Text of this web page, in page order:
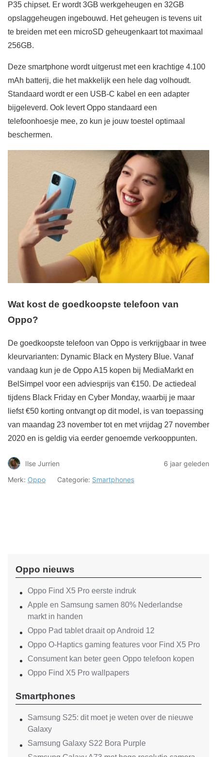
P35 chipset. Er wordt 3GB werkgeheugen en 32GB
opslaggeheugen ingebouwd. Het geheugen is tevens uit
te breiden met een microSD geheugenkaart tot maximaal
256GB.
Deze smartphone wordt uitgerust met een krachtige 4.100
mAh batterij, die het makkelijk een hele dag volhoudt.
Standaard wordt er een USB-C kabel en een adapter
bijgeleverd. Ook levert Oppo standaard een
telefoonhoesje mee, zo kun je jouw toestel optimaal
beschermen.
Wat kost de goedkoopste telefoon van
Oppo?
De goedkoopste telefoon van Oppo is verkrijgbaar in twee
kleurvarianten: Dynamic Black en Mystery Blue. Vanaf
vandaag kun je de Oppo A15 kopen bij MediaMarkt en
BelSimpel voor een adviesprijs van €150. De actiedeal
tijdens Black Friday en Cyber Monday, waarbij je maar
liefst €50 korting ontvangt op dit model, is van toepassing
van maandag 23 november tot en met vrijdag 27 november
2020 en is geldig via eerder genoemde verkooppunten.
Ilse Jurrien
6 jaar geleden
Merk: Oppo Categorie: Smartphones
Oppo nieuws
Oppo Find X5 Pro eerste indruk
Apple en Samsung samen 80% Nederlandse
markt in handen
Oppo Pad tablet draait op Android 12
Oppo O-Haptics gaming features voor Find X5 Pro
Consument kan beter geen Oppo telefoon kopen
Oppo Find X5 Pro wallpapers
Smartphones
Samsung S25: dit moet je weten over de nieuwe
Galaxy
Samsung Galaxy S22 Bora Purple